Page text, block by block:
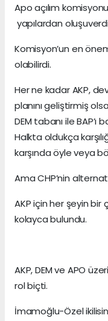
Apo açılım
yapılardan
Komisyon’un en
olabilirdi.
Her ne kadar AKP,
planını geliştirmiş
DEM tabanı ile
Halkta oldukça
karşında öyle veya
Ama CHP’nin
AKP için her şeyin bir
kolayca bulundu.
AKP, DEM ve APO
rol biçti.
İmamoğlu-Özel